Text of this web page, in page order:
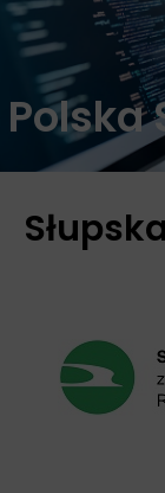
Polska